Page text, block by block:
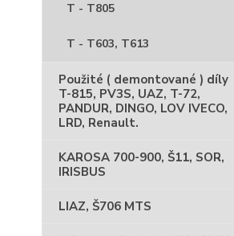
T - T805
T - T603, T613
Použité ( demontované ) díly
T-815, PV3S, UAZ, T-72,
PANDUR, DINGO, LOV IVECO,
LRD, Renault.
KAROSA 700-900, Š11, SOR,
IRISBUS
LIAZ, Š706 MTS